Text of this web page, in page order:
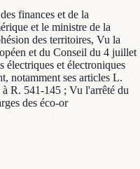
finances et de la
et le ministre de la
des territoires, Vu la
et du Conseil du 4 juillet
électriques et électroniques
notamment ses articles L.
R. 541-145 ; Vu l'arrêté du
des éco-or